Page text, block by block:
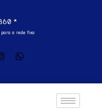
*
a rede fixa